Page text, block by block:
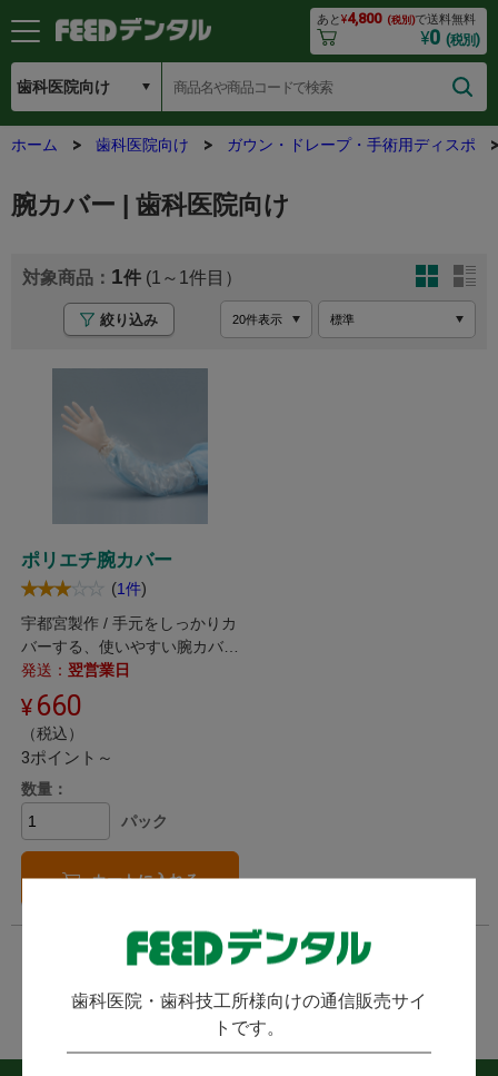
歯科医院・歯科技工所様向けの通信販売サイ
トです。
あと¥4,800 (税別)で送料無料
¥0 (税別)
ホーム 歯科医院向け ガウン・ドレープ・手術用ディスポ
腕カバー | 歯科医院向け
1 (1～1
絞り込み
ポリエチ腕カバー
(1件)
宇都宮製作 / 手元をしっかりカ
バーする、使いやすい腕カバー
です。
発送： 翌営業日
660
（税込）
3ポイント～
数量：
パック
カートに入れる